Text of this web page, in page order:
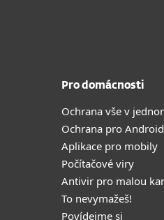
Pro domácnosti
Ochrana vše v
Ochrana pro Android
Aplikace pro mobily
Počítačové viry
Antivir pro malou
To nevymažeš!
Povídejme si